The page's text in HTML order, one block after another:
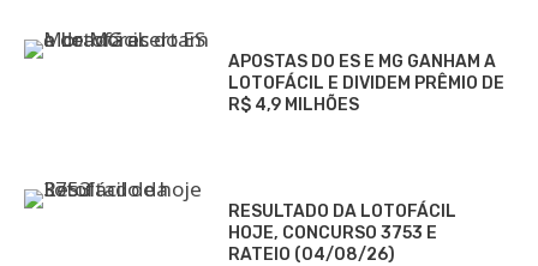
APOSTAS DO ES E MG GANHAM A
LOTOFÁCIL E DIVIDEM PRÊMIO DE
R$ 4,9 MILHÕES
RESULTADO DA LOTOFÁCIL
HOJE, CONCURSO 3753 E
RATEIO (04/08/26)